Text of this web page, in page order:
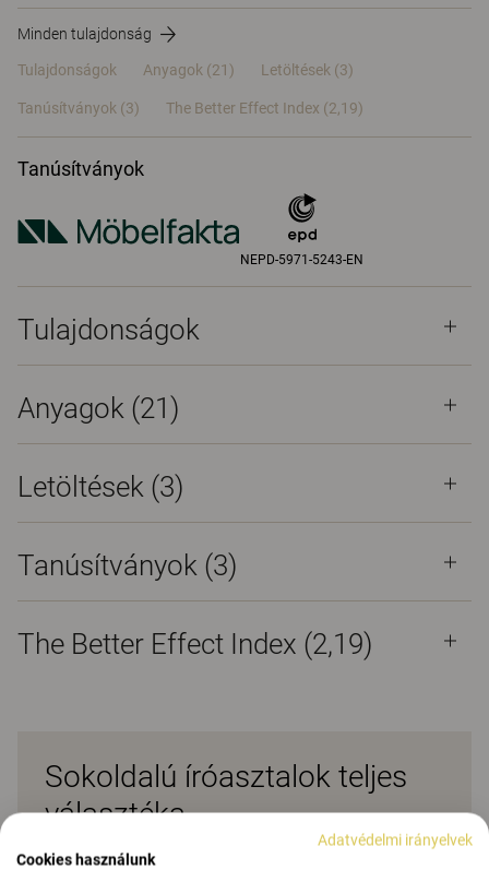
Minden tulajdonság
Tulajdonságok Anyagok (21) Letöltések (3)
Tanúsítványok (3) The Better Effect Index (2,19)
Tanúsítványok
NEPD-5971-5243-EN
Tulajdonságok
Anyagok (21)
Letöltések (3)
Tanúsítványok (3)
The Better Effect Index (2,19)
Sokoldalú íróasztalok teljes
választéka
Az asztalok átfogó spektrumát kínáló ORIGO család
Adatvédelmi irányelvek
Cookies használunk